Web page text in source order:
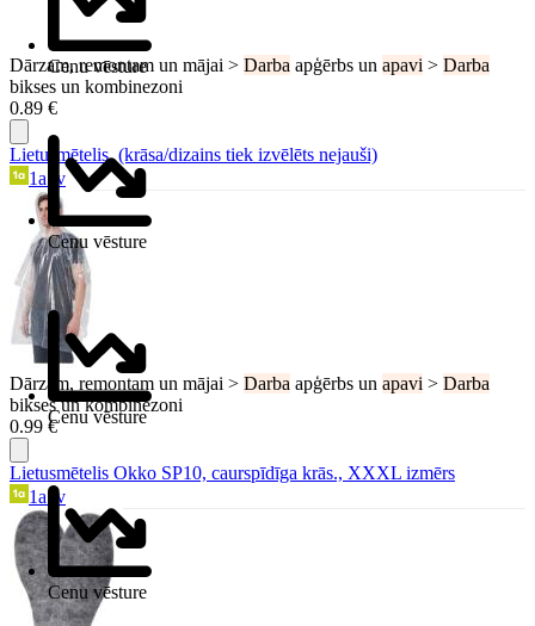
Dārzam, remontam un mājai > Darba apģērbs un apavi > Darba
bikses un kombinezoni
0.89 €
Lietusmētelis, (krāsa/dizains tiek izvēlēts nejauši)
1a.lv
Dārzam, remontam un mājai > Darba apģērbs un apavi > Darba
bikses un kombinezoni
0.99 €
Lietusmētelis Okko SP10, caurspīdīga krās., XXXL izmērs
1a.lv
Cenu vēsture
Cenu vēsture
Cenu vēsture
Cenu vēsture